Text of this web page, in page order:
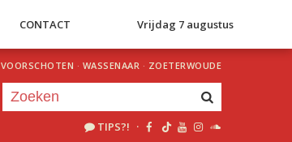
CONTACT Vrijdag 7 augustus
VOORSCHOTEN · WASSENAAR · ZOETERWOUDE
TIPS?! ·